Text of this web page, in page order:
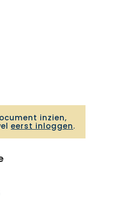
inzien,
eerst inloggen.